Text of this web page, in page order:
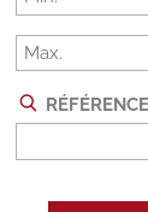
RÉFÉRENCE